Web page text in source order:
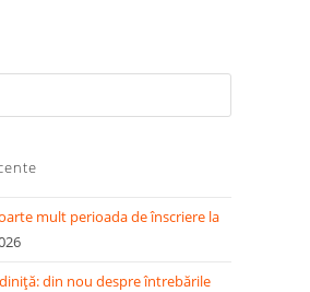
Escape
mult perioada de înscriere la
din nou despre întrebările